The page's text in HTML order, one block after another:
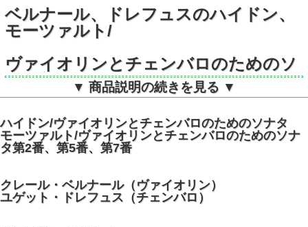
ベルナール、ドレフュスのハイドン、
モーツァルト/
ヴァイオリンとチェンバロのためのソ
ナタ集
仏PHILIPS 835784LY STEREO
▼ 商品説明の続きを見る ▼
ハイドン/ヴァイオリンとチェンバロのためのソナタ
モーツァルト/ヴァイオリンとチェンバロのためのソナ
タ第2番、第5番、第7番
クレール・ベルナール（ヴァイオリン）
ユゲット・ドレフュス（チェンバロ）